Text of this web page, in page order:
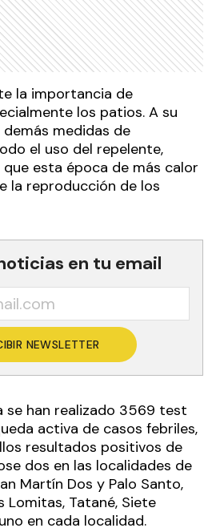
la importancia de
los patios. A su
medidas de
el uso del repelente,
esta época de más calor
la reproducción de los
en tu email
NEWSLETTER
se han realizado 3569 test
activa de casos febriles,
resultados positivos de
dos en las localidades de
Martín Dos y Palo Santo,
Lomitas, Tatané, Siete
en cada localidad.